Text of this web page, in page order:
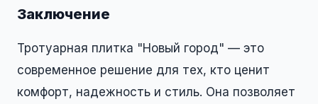
Заключение
Тротуарная плитка "Новый город" — это
современное решение для тех, кто ценит
комфорт, надежность и стиль. Она позволяет